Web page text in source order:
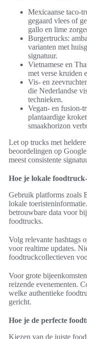
Mexicaanse taco-
gegaard vlees of
gallo en lime
Burgertrucks:
varianten met
signatuur.
Vietnamese en
met verse kruiden
Vis- en
die Nederlandse
technieken.
Vegan- en fusion-
plantaardige
smaakhorizon
Let op trucks met
beoordelingen op
meest consistente
Hoe je lokale
Gebruik platforms zoals
lokale
betrouwbare data voor
foodtrucks.
Volg relevante hashtags
voor realtime updates.
foodtruckcollectieven
Voor grote
reizende evenementen.
welke authentieke
gericht.
Hoe je de perfecte
Kiezen van de juiste